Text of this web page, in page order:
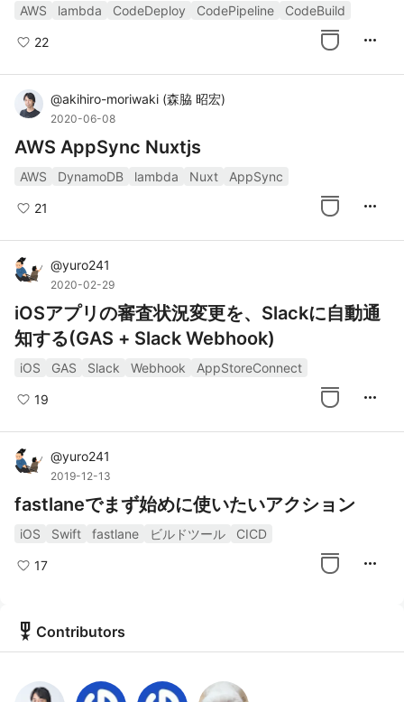
AWS lambda CodeDeploy CodePipeline CodeBuild
22 more_horiz
@akihiro-moriwaki (森脇 昭宏)
2020-06-08
AWS AppSync Nuxtjs
AWS DynamoDB lambda Nuxt AppSync
21 more_horiz
@yuro241
2020-02-29
iOSアプリの審査状況変更を、Slackに自動通
知する(GAS + Slack Webhook)
iOS GAS Slack Webhook AppStoreConnect
19 more_horiz
@yuro241
2019-12-13
fastlaneでまず始めに使いたいアクション
iOS Swift fastlane ビルドツール CICD
17 more_horiz
military_tech Contributors